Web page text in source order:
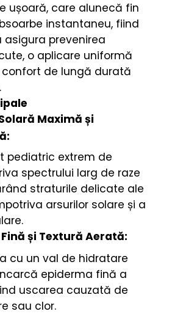
ușoară, care alunecă fin
instantaneu, fiind
prevenirea
o aplicare uniformă
de lungă durată
Maximă și
pediatric extrem de
spectrului larg de raze
straturile delicate ale
arsurilor solare și a
și Textură Aerată:
cu un val de hidratare
epiderma fină a
uscarea cauzată de
sau clor.